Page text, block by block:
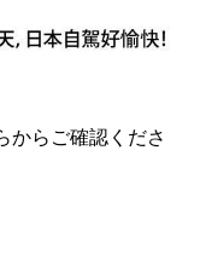
からご確認くださ